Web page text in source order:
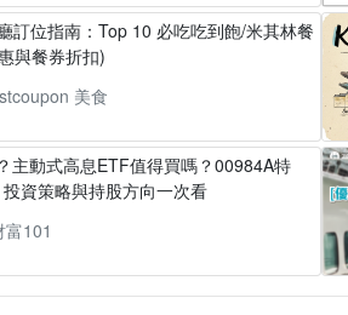
訂位指南：Top 10 必吃吃到飽/米其林餐
與餐券折扣)
美食
主動式高息ETF值得買嗎？00984A特
資策略與持股方向一次看
富101